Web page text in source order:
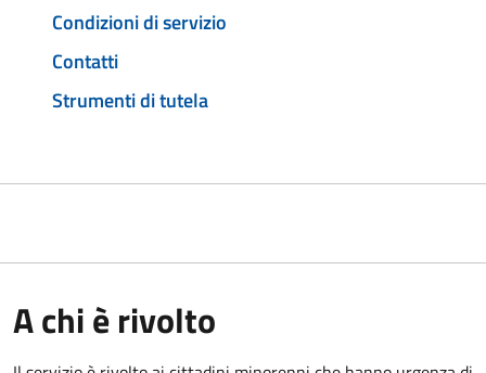
Condizioni di servizio
Contatti
Strumenti di tutela
A chi è rivolto